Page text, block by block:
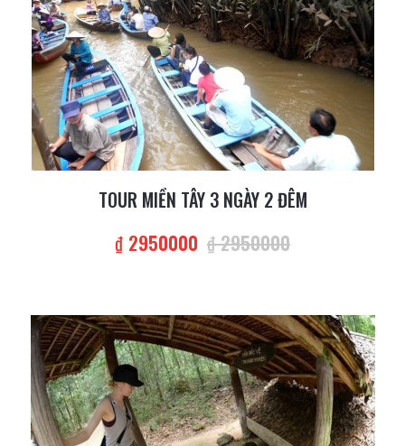
TOUR MIỀN TÂY 3 NGÀY 2 ĐÊM
₫ 2950000 ₫ 2950000